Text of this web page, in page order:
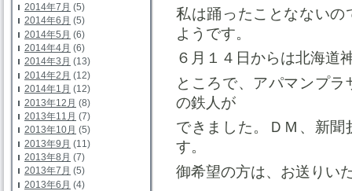
2014年7月 (5)
2014年6月 (5)
2014年5月 (6)
2014年4月 (6)
2014年3月 (13)
2014年2月 (12)
2014年1月 (12)
2013年12月 (8)
2013年11月 (7)
2013年10月 (5)
2013年9月 (11)
2013年8月 (7)
2013年7月 (5)
2013年6月 (4)
私は踊ったことなない
ようです。
６月１４日からは北海道
ところで、アパマンプ
の鉄人が
できました。ＤＭ、新
す。
御希望の方は、お送りい